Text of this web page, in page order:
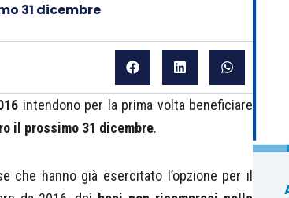
31 dicembre
intendono per la prima volta beneficiare
il prossimo 31 dicembre.
che hanno già esercitato l’opzione per il